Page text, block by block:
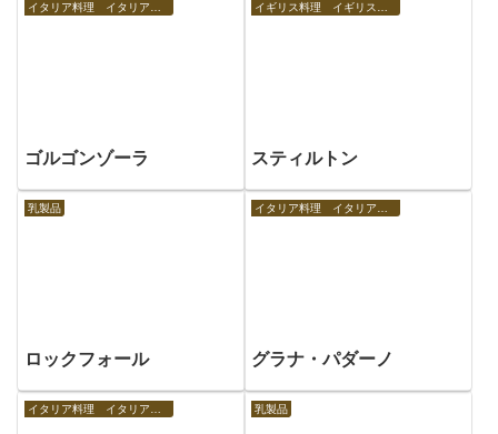
イタリア料理 イタリアの食べ物
ゴルゴンゾーラ
イギリス料理 イギリスの食べ物
スティルトン
乳製品
ロックフォール グラナ・パダーノ
乳製品